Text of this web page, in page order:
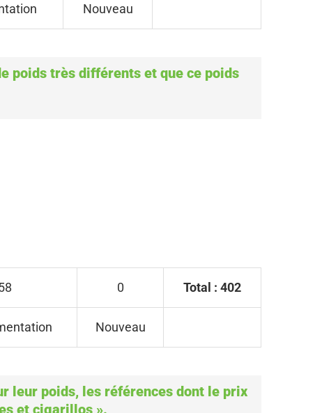
Nouveau
poids très différents et que ce poids
0 Total : 402
Nouveau
leur poids, les références dont le prix
et cigarillos ».